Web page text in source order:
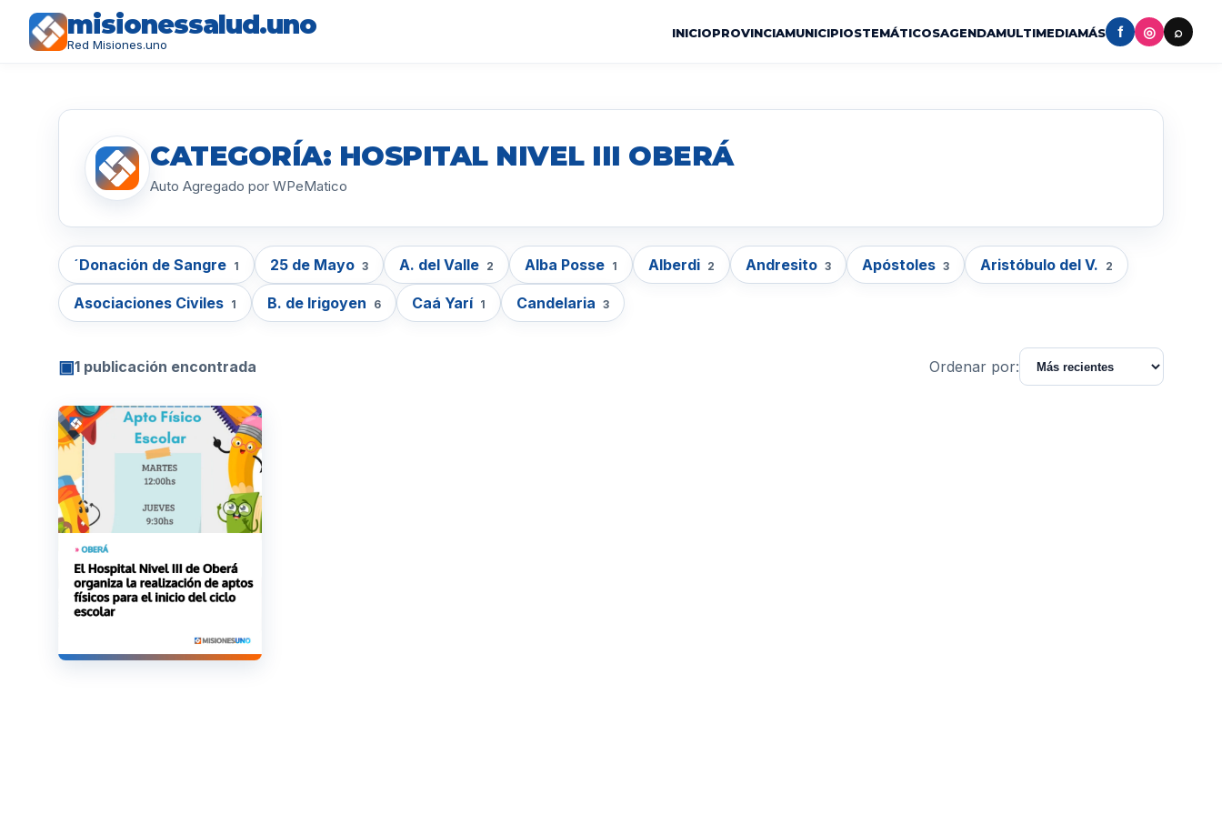
misionessalud.uno
Red Misiones.uno
INICIOPROVINCIAMUNICIPIOSTEMÁTICOSAGENDAMULTIMEDIAMÁS f ◎ ⌕
CATEGORÍA: HOSPITAL NIVEL III OBERÁ
Auto Agregado por WPeMatico
´Donación de Sangre 1 25 de Mayo 3 A. del Valle 2 Alba Posse 1 Alberdi 2 Andresito 3 Apóstoles 3 Aristóbulo del V. 2
Asociaciones Civiles 1 B. de Irigoyen 6 Caá Yarí 1 Candelaria 3
▣1 publicación encontrada Ordenar por: